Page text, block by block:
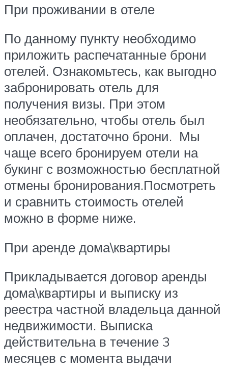
При проживании в отеле
По данному пункту необходимо
приложить распечатанные брони
отелей. Ознакомьтесь, как выгодно
забронировать отель для
получения визы. При этом
необязательно, чтобы отель был
оплачен, достаточно брони. Мы
чаще всего бронируем отели на
букинг с возможностью бесплатной
отмены бронирования.Посмотреть
и сравнить стоимость отелей
можно в форме ниже.
При аренде дома\квартиры
Прикладывается договор аренды
дома\квартиры и выписку из
реестра частной владельца данной
недвижимости. Выписка
действительна в течение 3
месяцев с момента выдачи